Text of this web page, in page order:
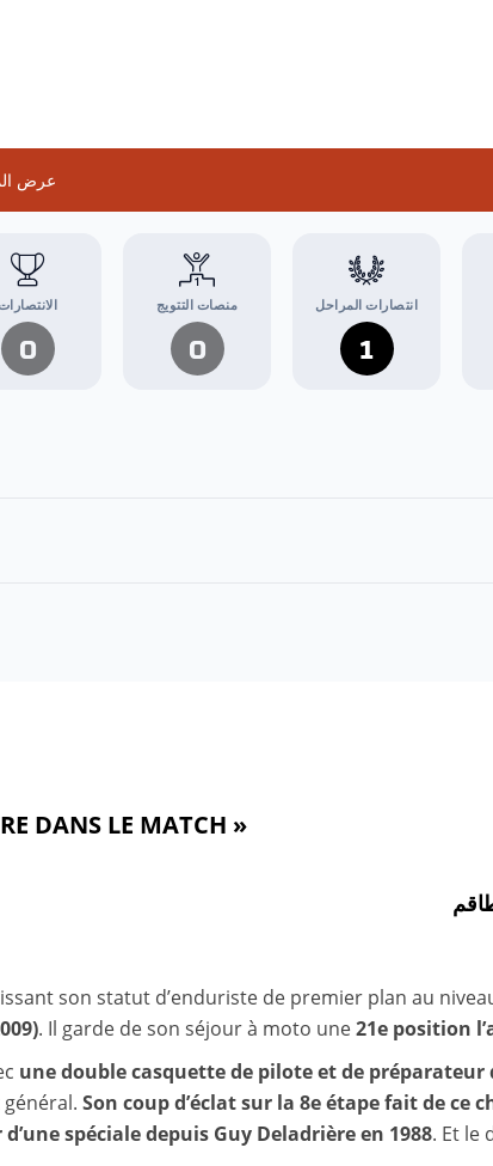
عرض
انتصارات المراحل
1
منصات التتويج
0
0
« ON MET TOUT EN PLACE POUR ÊTRE DANS LE MATCH »
son statut d’enduriste de premier plan au
. Il garde de son séjour à moto une21e position
une double casquette de pilote et de préparateur
Son coup d’éclat sur la 8e étape fait de ce
spéciale depuis Guy Deladrière en 1988. Et le